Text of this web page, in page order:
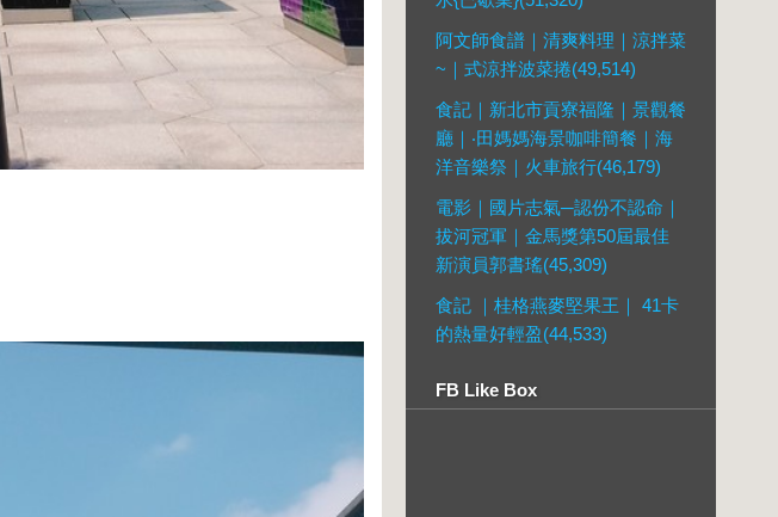
阿文師食譜｜清爽料理｜涼拌菜
~｜式涼拌波菜捲(49,514)
食記｜新北市貢寮福隆｜景觀餐
廳｜‧田媽媽海景咖啡簡餐｜海
洋音樂祭｜火車旅行(46,179)
電影｜國片志氣─認份不認命｜
拔河冠軍｜金馬獎第50屆最佳
新演員郭書瑤(45,309)
食記 ｜桂格燕麥堅果王｜ 41卡
的熱量好輕盈(44,533)
FB Like Box